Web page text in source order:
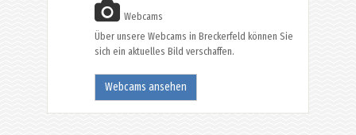
Webcams
Über unsere Webcams in Breckerfeld können Sie
sich ein aktuelles Bild verschaffen.
Webcams ansehen